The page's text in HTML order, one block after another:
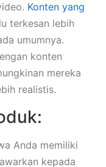
Konten yang
terkesan lebih
umumnya.
konten
mereka
realistis.
Anda memiliki
kepada